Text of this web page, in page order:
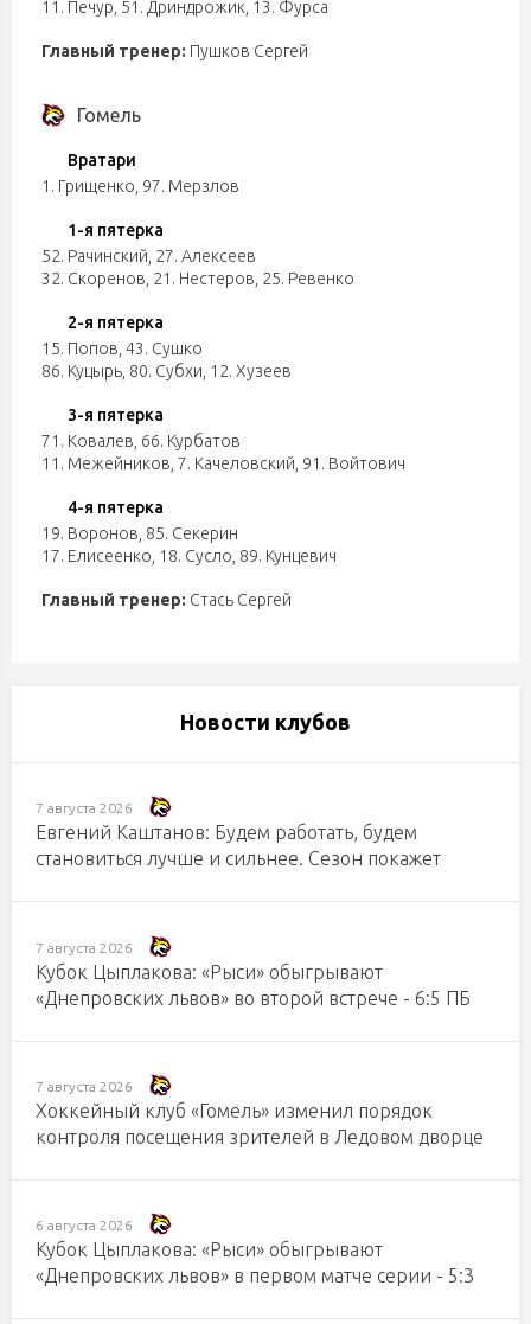
11. Печур 51. Дриндрожик 13. Фурса
Главный тренер: Пушков Сергей
Гомель
Вратари
1. Грищенко 97. Мерзлов
1-я пятерка
52. Рачинский 27. Алексеев
32. Скоренов 21. Нестеров 25. Ревенко
2-я пятерка
15. Попов 43. Сушко
86. Куцырь 80. Субхи 12. Хузеев
3-я пятерка
71. Ковалев 66. Курбатов
11. Межейников 7. Качеловский 91. Войтович
4-я пятерка
19. Воронов 85. Секерин
17. Елисеенко 18. Сусло 89. Кунцевич
Главный тренер: Стась Сергей
Новости клубов
7 августа 2026
Евгений Каштанов: Будем работать, будем
становиться лучше и сильнее. Сезон покажет
7 августа 2026
Кубок Цыплакова: «Рыси» обыгрывают
«Днепровских львов» во второй встрече - 6:5 ПБ
7 августа 2026
Хоккейный клуб «Гомель» изменил порядок
контроля посещения зрителей в Ледовом дворце
6 августа 2026
Кубок Цыплакова: «Рыси» обыгрывают
«Днепровских львов» в первом матче серии - 5:3